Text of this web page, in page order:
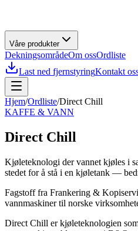
Våre produkter
DekningsområdeOm ossOrdliste
Last ned fjernstyringKontakt
Hjem/Ordliste/Direct Chill
KAFFE & VANN
Direct Chill
Kjøleteknologi der vannet kjøles i
stedet for å stå i en kjøletank —
Fagstoff fra Frankering &
vannmaskinertil norske
Direct Chill er kjøleteknologien